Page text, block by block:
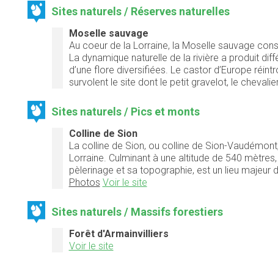
Sites naturels / Réserves naturelles
Moselle sauvage
Au coeur de la Lorraine, la Moselle sauvage
La dynamique naturelle de la rivière a produit
d’une flore diversifiées. Le castor d’Europe
survolent le site dont le petit gravelot, le
Sites naturels / Pics et monts
Colline de Sion
La colline de Sion, ou colline de Sion-
Lorraine. Culminant à une altitude de 540
pèlerinage et sa topographie, est un lieu majeur
Photos Voir le site
Sites naturels / Massifs forestiers
Forêt d'Armainvilliers
Voir le site